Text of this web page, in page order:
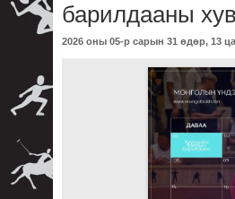
барилдааны
2026 оны 05-р сарын 31 өдөр, 13